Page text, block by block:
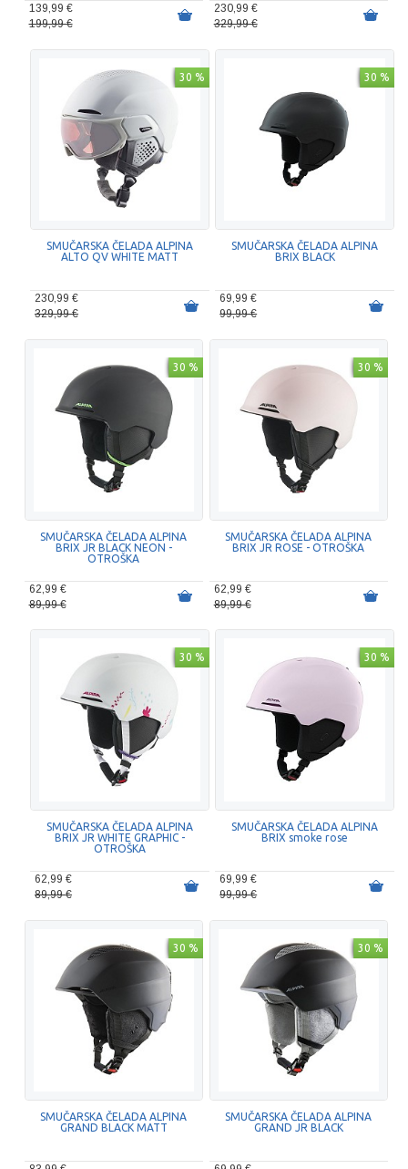
139,99 €
199,99 €
230,99 €
329,99 €
30 %
SMUČARSKA ČELADA ALPINA
ALTO QV WHITE MATT
230,99 €
329,99 €
30 %
SMUČARSKA ČELADA ALPINA
BRIX BLACK
69,99 €
99,99 €
30 %
SMUČARSKA ČELADA ALPINA
BRIX JR BLACK NEON -
OTROŠKA
62,99 €
89,99 €
30 %
SMUČARSKA ČELADA ALPINA
BRIX JR ROSE - OTROŠKA
62,99 €
89,99 €
30 %
SMUČARSKA ČELADA ALPINA
BRIX JR WHITE GRAPHIC -
OTROŠKA
62,99 €
89,99 €
30 %
SMUČARSKA ČELADA ALPINA
BRIX smoke rose
69,99 €
99,99 €
30 %
SMUČARSKA ČELADA ALPINA
GRAND BLACK MATT
30 %
SMUČARSKA ČELADA ALPINA
GRAND JR BLACK